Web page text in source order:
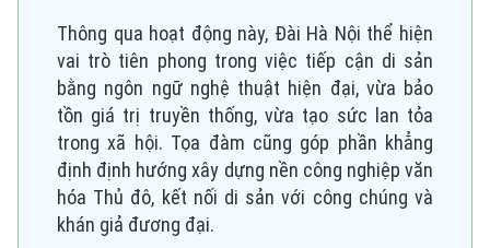
Thông qua hoạt động này, Đài Hà Nội thể hiện
vai trò tiên phong trong việc tiếp cận di sản
bằng ngôn ngữ nghệ thuật hiện đại, vừa bảo
tồn giá trị truyền thống, vừa tạo sức lan tỏa
trong xã hội. Tọa đàm cũng góp phần khẳng
định định hướng xây dựng nền công nghiệp văn
hóa Thủ đô, kết nối di sản với công chúng và
khán giả đương đại.